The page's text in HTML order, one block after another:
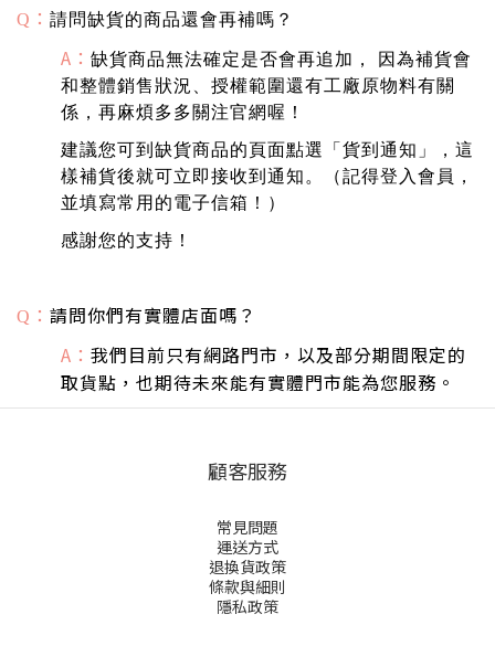
Q ： 請問缺貨的商品還會再補嗎？
A： 缺貨商品無法確定是否會再追加， 因為補貨會
和整體銷售狀況、授權範圍還有工廠原物料有關
係，再麻煩多多關注官網喔！
建議您可到缺貨商品的頁面點選「貨到通知」，這
樣補貨後就可立即接收到通知。（記得登入會員，
並填寫常用的電子信箱！）
感謝您的支持！
Q ： 請問你們有實體店面嗎？
A： 我們目前只有網路門市，以及部分期間限定的
取貨點，也期待未來能有實體門市能為您服務。
顧客服務
常見問題
運送方式
退換貨政策
條款與細則
隱私政策